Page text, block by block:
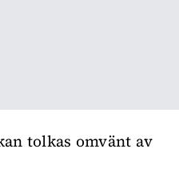
tolkas omvänt av